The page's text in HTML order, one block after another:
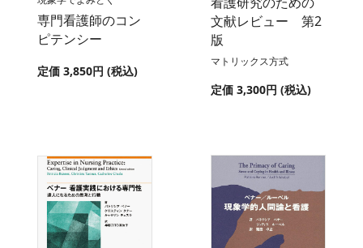
専門看護師のコン
ピテンシー
定価 3,850円 (税込)
文献レビュー 第2
版
マトリックス方式
定価 3,300円 (税込)